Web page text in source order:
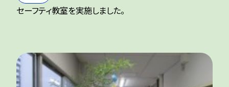
セーフティ教室を実施しました。